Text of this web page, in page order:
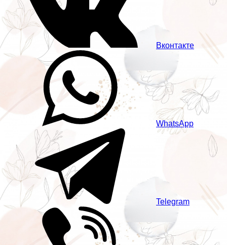
Вконтакте
WhatsApp
Telegram